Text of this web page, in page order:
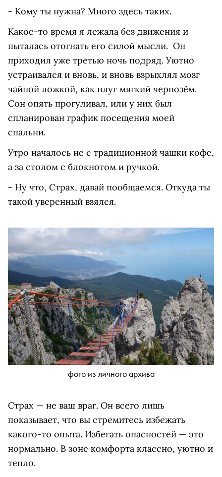
- Кому ты нужна? Много здесь таких.
Какое-то время я лежала без движения и
пыталась отогнать его силой мысли. Он
приходил уже третью ночь подряд. Уютно
устраивался и вновь, и вновь взрыхлял мозг
чайной ложкой, как плуг мягкий чернозём.
Сон опять прогуливал, или у них был
спланирован график посещения моей
спальни.
Утро началось не с традиционной чашки кофе,
а за столом с блокнотом и ручкой.
- Ну что, Страх, давай пообщаемся. Откуда ты
такой уверенный взялся.
фото из личного архива
Страх — не ваш враг. Он всего лишь
показывает, что вы стремитесь избежать
какого-то опыта. Избегать опасностей — это
нормально. В зоне комфорта классно, уютно и
тепло.